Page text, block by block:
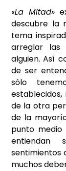
«La Mitad»
descubre la
tema
arreglar las
alguien. Así
de ser
sólo
de la otra
de la
punto
entiendan
sentimientos
muchos